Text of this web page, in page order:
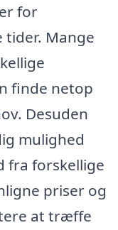
for
Mange
finde netop
Desuden
mulighed
fra forskellige
priser og
at træffe